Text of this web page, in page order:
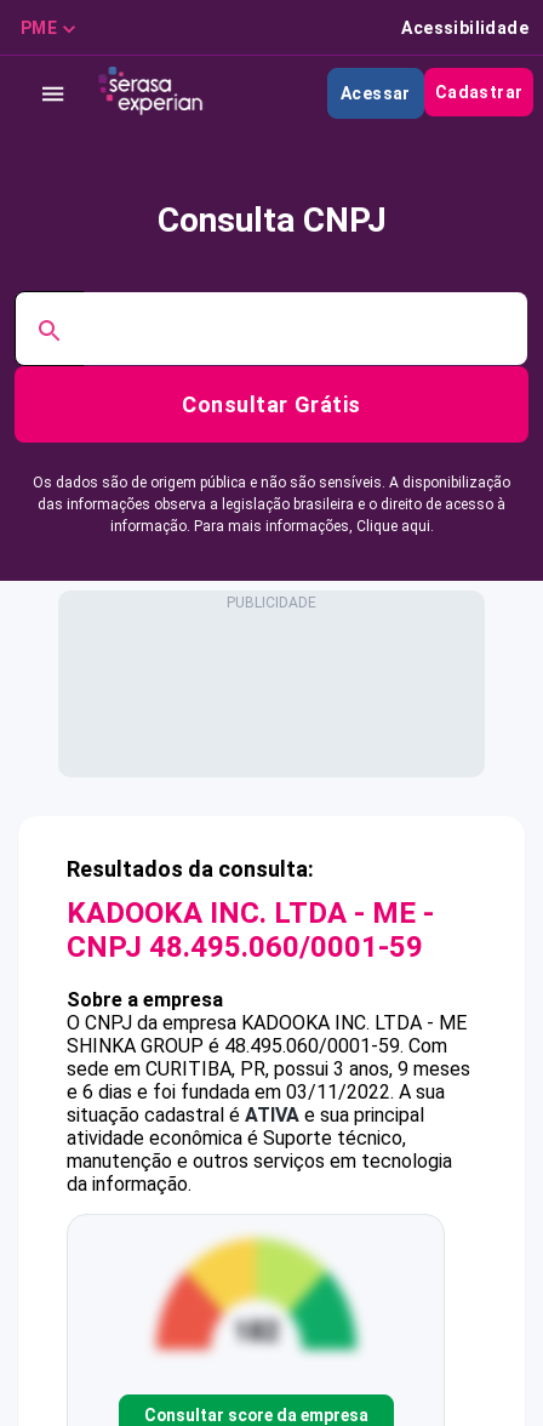
PME Acessibilidade
Acessar Cadastrar
Consulta CNPJ
Consultar Grátis
Os dados são de origem pública e não são sensíveis. A disponibilização
das informações observa a legislação brasileira e o direito de acesso à
informação. Para mais informações, Clique aqui.
Resultados da consulta:
KADOOKA INC. LTDA - ME -
CNPJ 48.495.060/0001-59
Sobre a empresa
O CNPJ da empresa KADOOKA INC. LTDA - ME
SHINKA GROUP é 48.495.060/0001-59. Com
sede em CURITIBA, PR, possui 3 anos, 9 meses
e 6 dias e foi fundada em 03/11/2022. A sua
situação cadastral é ATIVA e sua principal
atividade econômica é Suporte técnico,
manutenção e outros serviços em tecnologia
da informação.
Consultar score da empresa